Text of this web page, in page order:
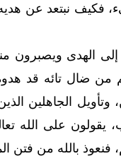
فكيف نبتعد عن
الهدى ويصبرون
ضال تائه قد
الجاهلين
يقولون على الله
فنعوذ بالله من فتن